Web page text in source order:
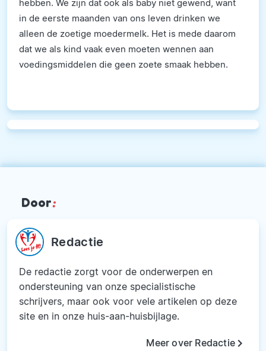
hebben. We zijn dat ook als baby niet gewend, want
in de eerste maanden van ons leven drinken we
alleen de zoetige moedermelk. Het is mede daarom
dat we als kind vaak even moeten wennen aan
voedingsmiddelen die geen zoete smaak hebben.
Door:
Redactie
De redactie zorgt voor de onderwerpen en
ondersteuning van onze specialistische
schrijvers, maar ook voor vele artikelen op deze
site en in onze huis-aan-huisbijlage.
Meer over Redactiekeyboard_arrow_right